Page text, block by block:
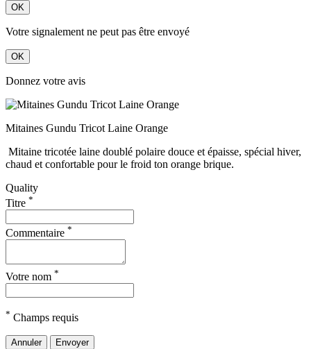
OK
Votre signalement ne peut pas être envoyé
OK
Donnez votre avis
Mitaines Gundu Tricot Laine Orange
Mitaine tricotée laine doublé polaire douce et épaisse, spécial hiver,
chaud et confortable pour le froid ton orange brique.
Quality
Titre *
Commentaire *
Votre nom *
* Champs requis
Annuler Envoyer